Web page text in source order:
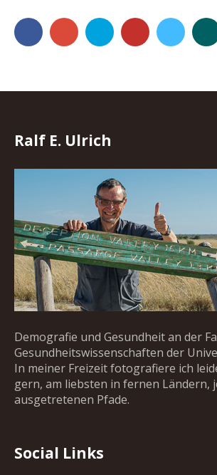
FacebookGoogle+500px YouTube
Ralf E. Ulrich
Demografie und Gesundheit an der
Gesundheitswissenschaften der
In meiner Freizeit fotografiere ich
gern, am liebsten in fernen Ländern,
ausgetretenen Pfade.
Social Links